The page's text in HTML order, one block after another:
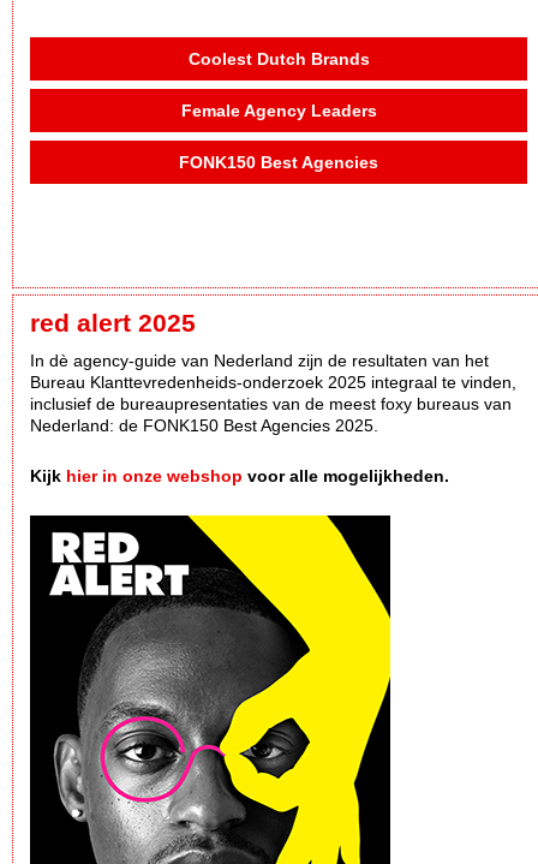
Coolest Dutch Brands
Female Agency Leaders
FONK150 Best Agencies
red alert 2025
In dè agency-guide van Nederland zijn de resultaten van het
Bureau Klanttevredenheids-onderzoek 2025 integraal te vinden,
inclusief de bureaupresentaties van de meest foxy bureaus van
Nederland: de FONK150 Best Agencies 2025.
Kijk hier in onze webshop voor alle mogelijkheden.